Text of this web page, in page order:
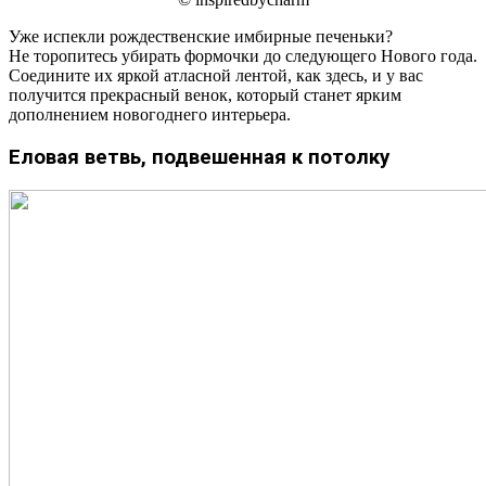
Уже испекли рождественские имбирные печеньки?
Не торопитесь убирать формочки до следующего Нового года.
Соедините их яркой атласной лентой, как здесь, и у вас
получится прекрасный венок, который станет ярким
дополнением новогоднего интерьера.
Еловая ветвь, подвешенная к потолку